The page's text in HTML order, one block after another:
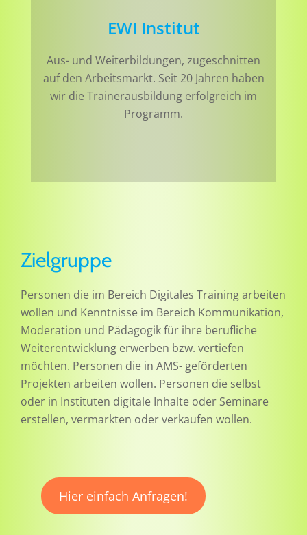
EWI Institut
Aus- und Weiterbildungen, zugeschnitten
auf den Arbeitsmarkt. Seit 20 Jahren haben
wir die Trainerausbildung erfolgreich im
Programm.
Zielgruppe
Personen die im Bereich Digitales Training arbeiten
wollen und Kenntnisse im Bereich Kommunikation,
Moderation und Pädagogik für ihre berufliche
Weiterentwicklung erwerben bzw. vertiefen
möchten. Personen die in AMS- geförderten
Projekten arbeiten wollen. Personen die selbst
oder in Instituten digitale Inhalte oder Seminare
erstellen, vermarkten oder verkaufen wollen.
Hier einfach Anfragen!